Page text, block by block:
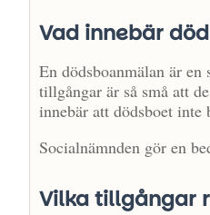
Vad innebär
En dödsboanmälan är
tillgångar är så små att
innebär att dödsboet
Socialnämnden gör en
Vilka tillgångar